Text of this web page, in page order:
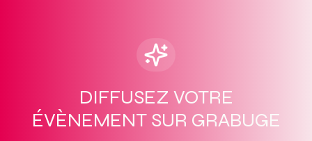
DIFFUSEZ VOTRE
ÉVÈNEMENT SUR GRABUGE